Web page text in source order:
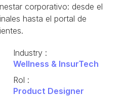
corporativo: desde el
hasta el portal de
Industry :
Wellness & InsurTech
Rol :
Product Designer